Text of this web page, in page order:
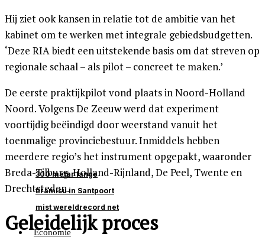
300 meter lange
tiramisu in Santpoort
mist wereldrecord net
Economie
Hij ziet ook kansen in relatie tot de ambitie van het
kabinet om te werken met integrale gebiedsbudgetten.
‘Deze RIA biedt een uitstekende basis om dat streven op
regionale schaal – als pilot – concreet te maken.’
De eerste praktijkpilot vond plaats in Noord-Holland
Noord. Volgens De Zeeuw werd dat experiment
voortijdig beëindigd door weerstand vanuit het
toenmalige provinciebestuur. Inmiddels hebben
meerdere regio’s het instrument opgepakt, waaronder
Breda-Tilburg, Holland-Rijnland, De Peel, Twente en
Drechtsteden.
Geleidelijk proces